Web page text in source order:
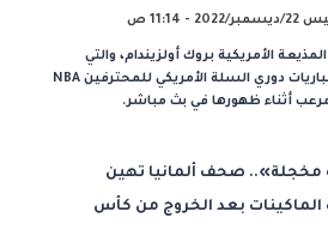
- 11:14 ص
الأمريكية بروك أولزيندام، والتي
تغطي مباريات دوري السلة الأمريكي للمحترفين NBA
أثناء ظهورها في بث مباشر.
مخجلة».. صحف ألمانيا تهين
بعد الخروج من كأس